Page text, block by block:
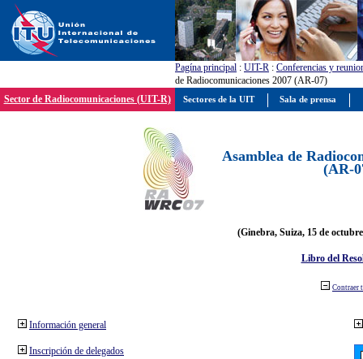
Pagína principal : UIT-R : Conferencias y
de Radiocomunicaciones 2007 (AR-07)
Sector de Radiocomunicaciones (UIT-R)
Asamblea de
(AR-
(Ginebra, Suiza, 15 de
Libro del
Contraer
Información general
Inscripción de delegados
Sectores de la UIT Sala de prensa